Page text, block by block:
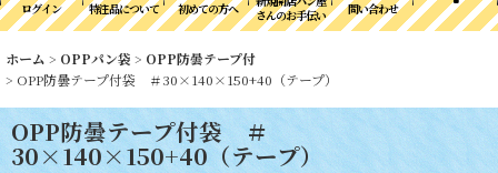
ログイン 特注品について 初めての方へ
さんのお手伝い
問い合わせ
ホーム > OPPパン袋 > OPP防曇テープ付
> OPP防曇テープ付袋 ＃30×140×150+40（テープ）
OPP防曇テープ付袋 ＃
30×140×150+40（テープ）